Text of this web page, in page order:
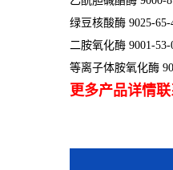
绿豆核酸酶 9025-65-
二胺氧化酶 9001-53-
等离子体胺氧化酶
更多产品详情联